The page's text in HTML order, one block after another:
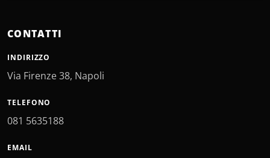
CONTATTI
INDIRIZZO
Via Firenze 38, Napoli
TELEFONO
081 5635188
EMAIL